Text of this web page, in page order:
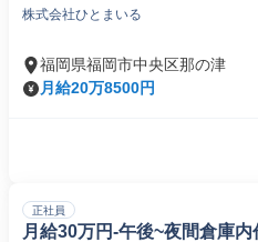
株式会社ひとまいる
福岡県福岡市中央区那の津
月給20万8500円
正社員
月給30万円-午後~夜間倉庫